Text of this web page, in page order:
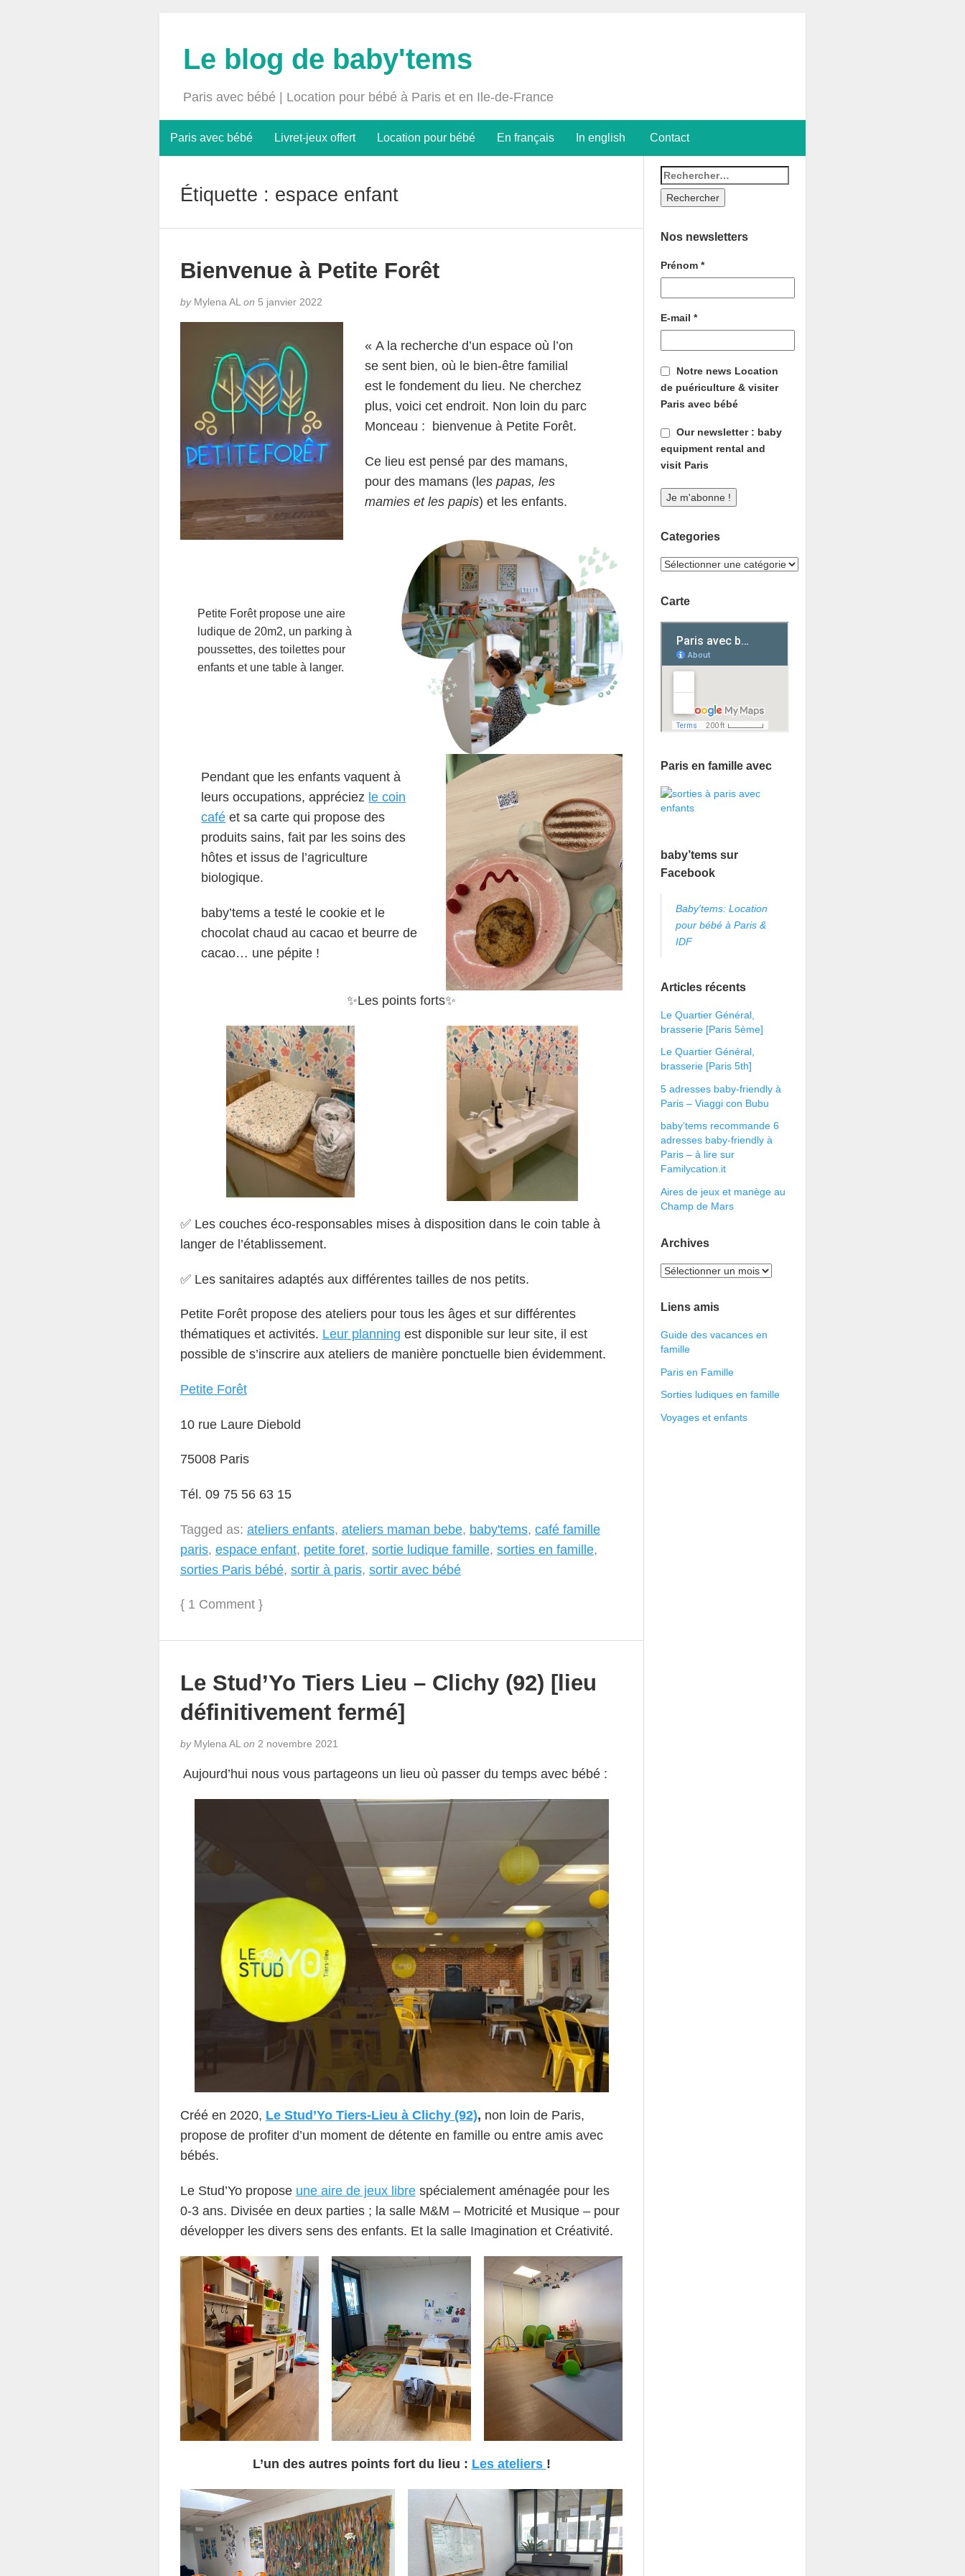
Le blog de baby'tems
Paris avec bébé | Location pour bébé à Paris et en Ile-de-France
Paris avec bébé Livret-jeux offert Location pour bébé En français In english Contact
Étiquette : espace enfant
Bienvenue à Petite Forêt
byMylena AL on 5 janvier 2022
« A la recherche d’un espace où l’on
se sent bien, où le bien-être familial
est le fondement du lieu. Ne cherchez
plus, voici cet endroit. Non loin du parc
Monceau : bienvenue à Petite Forêt.
Ce lieu est pensé par des mamans,
pour des mamans (les papas, les
mamies et les papis) et les enfants.
Petite Forêt propose une aire
ludique de 20m2, un parking à
poussettes, des toilettes pour
enfants et une table à langer.
Pendant que les enfants vaquent à
leurs occupations, appréciez le coin
café et sa carte qui propose des
produits sains, fait par les soins des
hôtes et issus de l’agriculture
biologique.
baby’tems a testé le cookie et le
chocolat chaud au cacao et beurre de
cacao… une pépite !
✨Les points forts✨
✅ Les couches éco-responsables mises à disposition dans le coin table à
langer de l’établissement.
✅ Les sanitaires adaptés aux différentes tailles de nos petits.
Petite Forêt propose des ateliers pour tous les âges et sur différentes
thématiques et activités. Leur planning est disponible sur leur site, il est
possible de s’inscrire aux ateliers de manière ponctuelle bien évidemment.
Petite Forêt
10 rue Laure Diebold
75008 Paris
Tél. 09 75 56 63 15
Tagged as: ateliers enfants, ateliers maman bebe, baby'tems, café famille
paris, espace enfant, petite foret, sortie ludique famille, sorties en famille,
sorties Paris bébé, sortir à paris, sortir avec bébé
{ 1 Comment}
Le Stud’Yo Tiers Lieu – Clichy (92) [lieu
définitivement fermé]
byMylena AL on 2 novembre 2021
Aujourd’hui nous vous partageons un lieu où passer du temps avec bébé :
Créé en 2020, Le Stud’Yo Tiers-Lieu à Clichy (92), non loin de Paris,
propose de profiter d’un moment de détente en famille ou entre amis avec
bébés.
Le Stud’Yo propose une aire de jeux librespécialement aménagée pour les
0-3 ans. Divisée en deux parties ; la salle M&M – Motricité et Musique – pour
développer les divers sens des enfants. Et la salle Imagination et Créativité.
L’un des autres points fort du lieu : Les ateliers !
Nos newsletters
Prénom*
E-mail*
Notre news Location
de puériculture & visiter
Paris avec bébé
Our newsletter : baby
equipment rental and
visit Paris
Categories
Carte
Paris en famille avec
baby’tems sur
Facebook
Baby'tems: Location
pour bébé à Paris &
IDF
Articles récents
Le Quartier Général,
brasserie [Paris 5ème]
Le Quartier Général,
brasserie [Paris 5th]
5 adresses baby-friendly à
Paris – Viaggi con Bubu
baby’tems recommande 6
adresses baby-friendly à
Paris – à lire sur
Familycation.it
Aires de jeux et manège au
Champ de Mars
Archives
Liens amis
Guide des vacances en
famille
Paris en Famille
Sorties ludiques en famille
Voyages et enfants